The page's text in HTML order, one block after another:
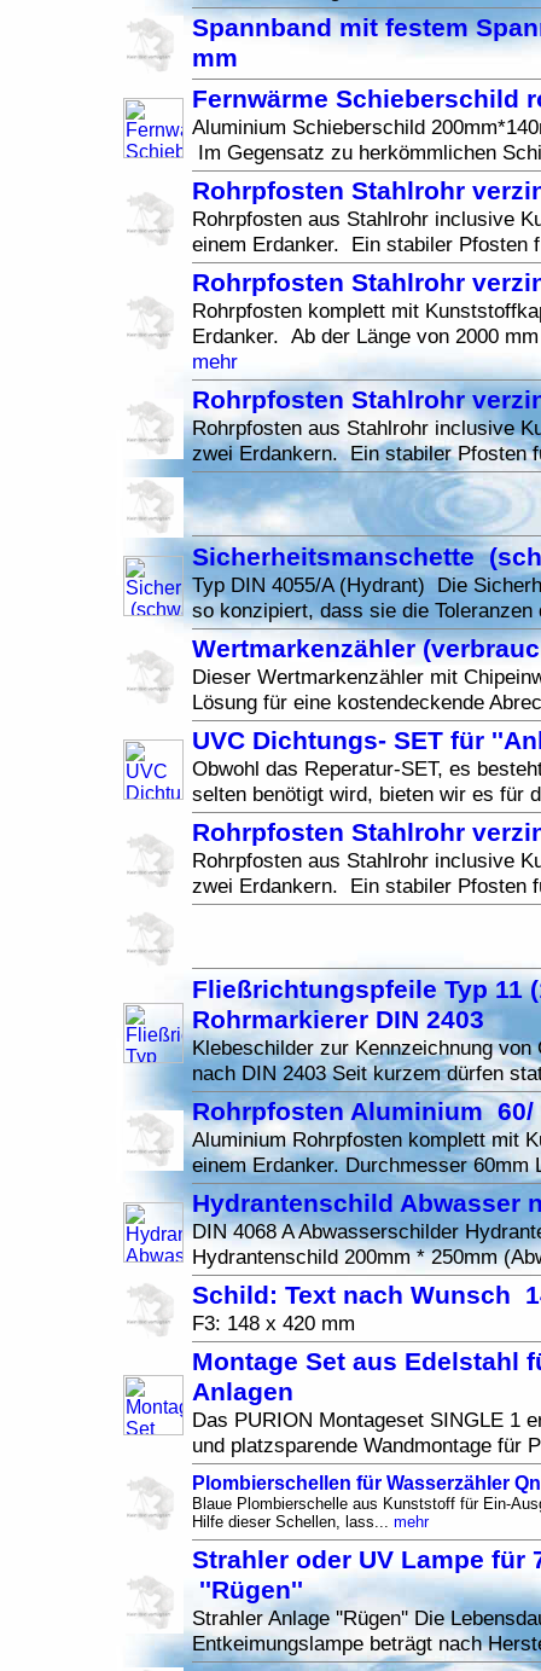
Spannband mit festem
mm
Fernwärme Schieberschild
Aluminium Schieberschild
Im Gegensatz zu herkömmlichen
Rohrpfosten Stahlrohr
Rohrpfosten aus Stahlrohr inclusive
einem Erdanker. Ein stabiler Pfosten
Rohrpfosten Stahlrohr
Rohrpfosten komplett mit
Erdanker. Ab der Länge von 2000
mehr
Rohrpfosten Stahlrohr
Rohrpfosten aus Stahlrohr inclusive
zwei Erdankern. Ein stabiler Pfosten
Sicherheitsmanschette
Typ DIN 4055/A (Hydrant) Die
so konzipiert, dass sie die
Wertmarkenzähler
Dieser Wertmarkenzähler mit
Lösung für eine kostendeckende
UVC Dichtungs- SET für
Obwohl das Reperatur-SET, es
selten benötigt wird, bieten wir es für
Rohrpfosten Stahlrohr
Rohrpfosten aus Stahlrohr inclusive
zwei Erdankern. Ein stabiler Pfosten
Fließrichtungspfeile Typ 11
Rohrmarkierer DIN 2403
Klebeschilder zur Kennzeichnung von
nach DIN 2403 Seit kurzem dürfen
Rohrpfosten Aluminium 60/
Aluminium Rohrpfosten komplett mit
einem Erdanker. Durchmesser 60mm
Hydrantenschild Abwasser
DIN 4068 A Abwasserschilder
Hydrantenschild 200mm * 250mm
Schild: Text nach Wunsch
F3: 148 x 420 mm
Montage Set aus Edelstahl
Anlagen
Das PURION Montageset SINGLE 1
und platzsparende Wandmontage für
Plombierschellen für Wasserzähler
Blaue Plombierschelle aus Kunststoff für Ein-
Hilfe dieser Schellen, lass... mehr
Strahler oder UV Lampe für
''Rügen''
Strahler Anlage ''Rügen'' Die
Entkeimungslampe beträgt nach